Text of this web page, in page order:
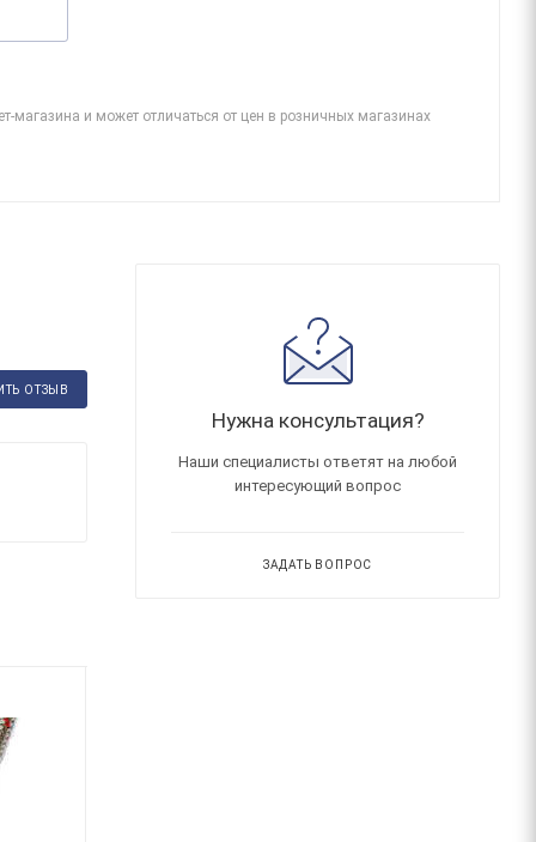
магазина и может отличаться от цен в розничных магазинах
ОТЗЫВ
Нужна консультация?
Наши специалисты ответят на любой
интересующий вопрос
ЗАДАТЬ ВОПРОС